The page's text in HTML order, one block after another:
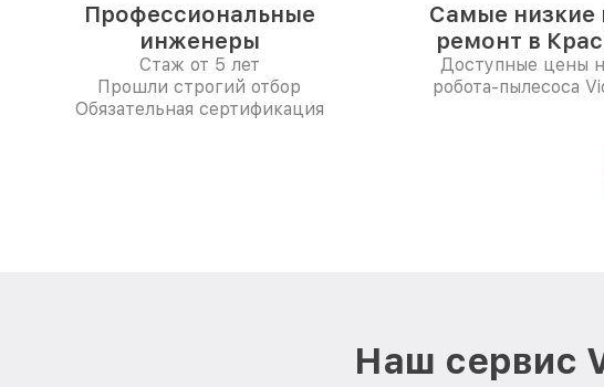
Профессиональные
инженеры
Стаж от 5 лет
Прошли строгий отбор
Обязательная сертификация
Самые низкие
ремонт в
Доступные цены
робота-пылесоса
Наш сервис